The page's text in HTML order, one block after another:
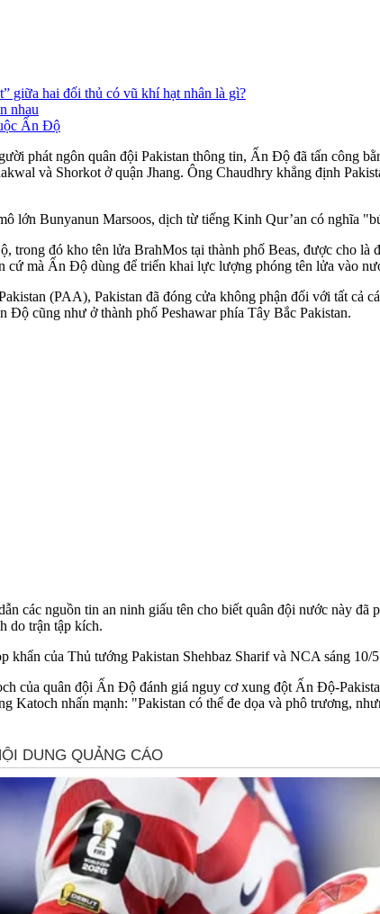
giữa hai đối thủ có vũ khí hạt nhân là gì?
nhau
Ấn Độ
phát ngôn quân đội Pakistan thông tin, Ấn Độ đã tấn công
và Shorkot ở quận Jhang. Ông Chaudhry khẳng định
lớn Bunyanun Marsoos, dịch từ tiếng Kinh Qur’an có nghĩa
trong đó kho tên lửa BrahMos tại thành phố Beas, được cho
cứ mà Ấn Độ dùng để triển khai lực lượng phóng tên lửa vào
(PAA), Pakistan đã đóng cửa không phận đối với tất cả
Độ cũng như ở thành phố Peshawar phía Tây Bắc Pakistan.
các nguồn tin an ninh giấu tên cho biết quân đội nước này
do trận tập kích.
của Thủ tướng Pakistan Shehbaz Sharif và NCA sáng 10/
của quân đội Ấn Độ đánh giá nguy cơ xung đột Ấn Độ-
Katoch nhấn mạnh: "Pakistan có thể đe dọa và phô trương,